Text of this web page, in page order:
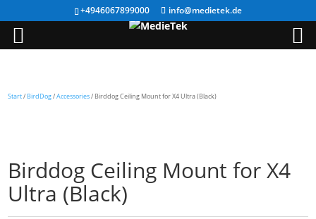
+4946067899000 info@medietek.de
Start/ BirdDog/Accessories/ Birddog Ceiling Mount for X4 Ultra (Black)
Birddog Ceiling Mount for X4
Ultra (Black)